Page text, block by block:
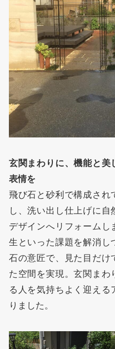
玄関まわりに、機能と美
表情を
飛び石と砂利で構成され
し、洗い出し仕上げに
デザインへリフォームし
生といった課題を解消し
石の意匠で、見た目だけ
た空間を実現。玄関まわ
る人を気持ちよく迎える
りました。